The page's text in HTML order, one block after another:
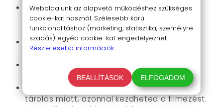
180 fokban forgatható kamerafej : Készíts
izgalmas szelfiket és kreatív beállításokat
könnyedén.
Jó fogás: Kialakításának köszönhetően
stabilitást nyújt minden helyzetben.
gyenge fényviszonyok között is.
32GB SD kártya a csomagban: Ne aggódj a
tárolás miatt, azonnal kezdheted a filmezést.
Weboldalunk az alapvető működéshez szükséges
cookie-kat használ. Szélesebb körű
funkcionalitáshoz (marketing, statisztika, személyre
szabás) egyéb cookie-kat engedélyezhet.
Részletesebb információk.
BEÁLLÍTÁSOK ELFOGADOM